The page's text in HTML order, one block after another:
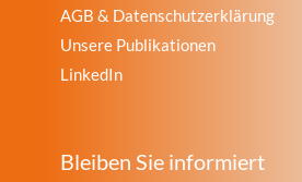
AGB & Datenschutzerklärung
Unsere Publikationen
LinkedIn
Bleiben Sie informiert